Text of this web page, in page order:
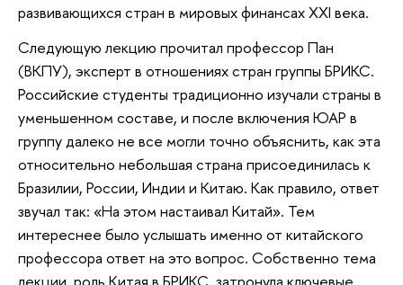
развивающихся стран в мировых финансах ХХI века.
Следующую лекцию прочитал профессор Пан
(ВКПУ), эксперт в отношениях стран группы БРИКС.
Российские студенты традиционно изучали страны в
уменьшенном составе, и после включения ЮАР в
группу далеко не все могли точно объяснить, как эта
относительно небольшая страна присоединилась к
Бразилии, России, Индии и Китаю. Как правило, ответ
звучал так: «На этом настаивал Китай». Тем
интереснее было услышать именно от китайского
профессора ответ на это вопрос. Собственно тема